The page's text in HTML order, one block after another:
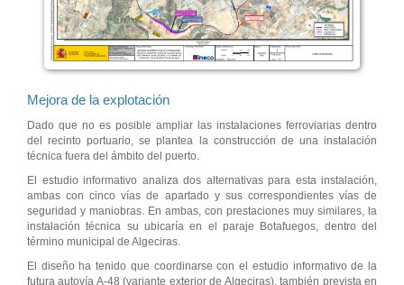
Mejora de la explotación
Dado que no es posible ampliar las instalaciones ferroviarias dentro
del recinto portuario, se plantea la construcción de una instalación
técnica fuera del ámbito del puerto.
El estudio informativo analiza dos alternativas para esta instalación,
ambas con cinco vías de apartado y sus correspondientes vías de
seguridad y maniobras. En ambas, con prestaciones muy similares, la
instalación técnica su ubicaría en el paraje Botafuegos, dentro del
término municipal de Algeciras.
El diseño ha tenido que coordinarse con el estudio informativo de la
futura autovía A-48 (variante exterior de Algeciras), también prevista en